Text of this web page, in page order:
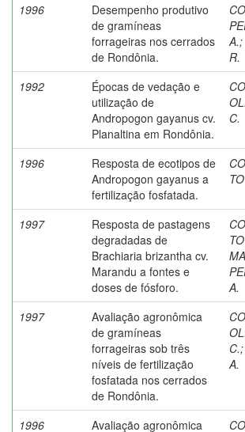
1996
Desempenho produtivo
de gramíneas
forrageiras nos cerrados
de Rondônia.
A.;
R.
1992
Épocas de vedação e
utilização de
Andropogon gayanus cv.
Planaltina em Rondônia.
C.
1996
Resposta de ecotipos de
Andropogon gayanus a
fertilização fosfatada.
1997
Resposta de pastagens
degradadas de
Brachiaria brizantha cv.
Marandu a fontes e
doses de fósforo.
A.
1997
Avaliação agronômica
de gramíneas
forrageiras sob três
níveis de fertilização
fosfatada nos cerrados
de Rondônia.
C.;
A.
1996
Avaliação agronômica